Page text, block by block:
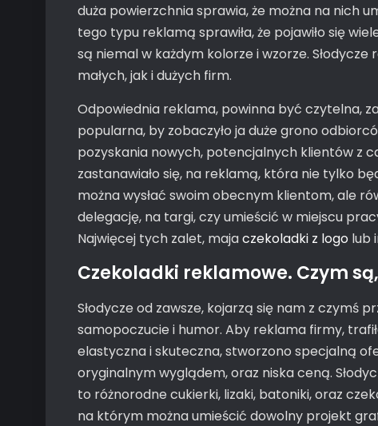
duża powierzchnia sprawia, że można na nich
tego typu reklamą sprawiła, że pojawiło się
są niemal w każdym kolorze i wzorze.
małych, jak i dużych firm.
Odpowiednia reklama, powinna być czytelna,
popularna, by zobaczyło ja duże grono
pozyskania nowych, potencjalnych klientów z
zastanawiało się, na reklamą, która nie tylko
można wysłać swoim obecnym klientom, ale
delegację, na targi, czy umieścić w miejscu
Najwięcej tych zalet, majaczekoladki z logo lub
Czekoladki reklamowe. Czym
Słodycze od zawsze, kojarzą się nam z czymś
samopoczucie i humor. Aby reklama firmy,
elastyczna i skuteczna, stworzono specjalną
oryginalnym wyglądem, oraz niska ceną.
to różnorodne cukierki, lizaki, batoniki, oraz
na którym można umieścić dowolny projekt